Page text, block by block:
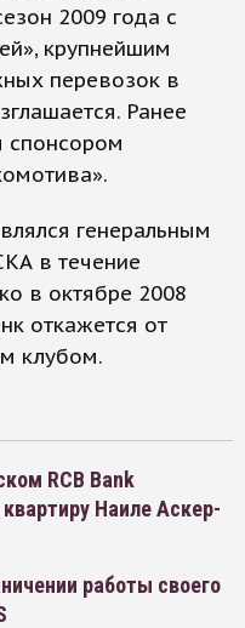
2009 года с
крупнейшим
перевозок в
Ранее
спонсором
генеральным
в течение
в октябре 2008
откажется от
клубом.
RCB Bank
Наиле Аскер-
работы своего